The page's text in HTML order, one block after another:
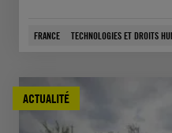
FRANCE TECHNOLOGIES ET DROITS
ACTUALITÉ